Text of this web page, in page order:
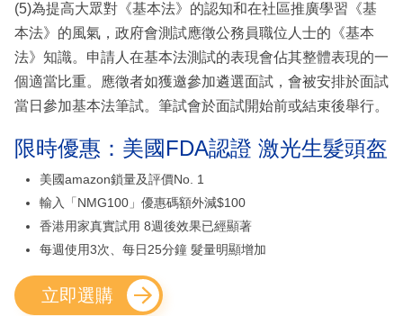
(5)為提高大眾對《基本法》的認知和在社區推廣學習《基
本法》的風氣，政府會測試應徵公務員職位人士的《基本
法》知識。申請人在基本法測試的表現會佔其整體表現的一
個適當比重。應徵者如獲邀參加遴選面試，會被安排於面試
當日參加基本法筆試。筆試會於面試開始前或結束後舉行。
限時優惠：美國FDA認證 激光生髮頭盔
美國amazon鎖量及評價No. 1
輸入「NMG100」優惠碼額外減$100
香港用家真實試用 8週後效果已經顯著
每週使用3次、每日25分鐘 髮量明顯增加
立即選購